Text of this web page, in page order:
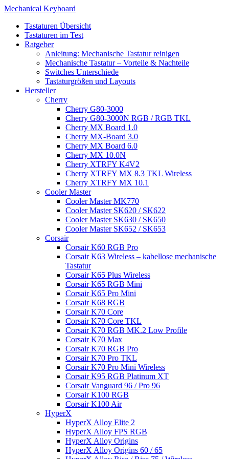
Mechanical Keyboard
Tastaturen Übersicht
Tastaturen im Test
Ratgeber
Anleitung: Mechanische Tastatur reinigen
Mechanische Tastatur – Vorteile & Nachteile
Switches Unterschiede
Tastaturgrößen und Layouts
Hersteller
Cherry
Cherry G80-3000
Cherry G80-3000N RGB / RGB TKL
Cherry MX Board 1.0
Cherry MX-Board 3.0
Cherry MX Board 6.0
Cherry MX 10.0N
Cherry XTRFY K4V2
Cherry XTRFY MX 8.3 TKL Wireless
Cherry XTRFY MX 10.1
Cooler Master
Cooler Master MK770
Cooler Master SK620 / SK622
Cooler Master SK630 / SK650
Cooler Master SK652 / SK653
Corsair
Corsair K60 RGB Pro
Corsair K63 Wireless – kabellose mechanische
Tastatur
Corsair K65 Plus Wireless
Corsair K65 RGB Mini
Corsair K65 Pro Mini
Corsair K68 RGB
Corsair K70 Core
Corsair K70 Core TKL
Corsair K70 RGB MK.2 Low Profile
Corsair K70 Max
Corsair K70 RGB Pro
Corsair K70 Pro TKL
Corsair K70 Pro Mini Wireless
Corsair K95 RGB Platinum XT
Corsair Vanguard 96 / Pro 96
Corsair K100 RGB
Corsair K100 Air
HyperX
HyperX Alloy Elite 2
HyperX Alloy FPS RGB
HyperX Alloy Origins
HyperX Alloy Origins 60 / 65